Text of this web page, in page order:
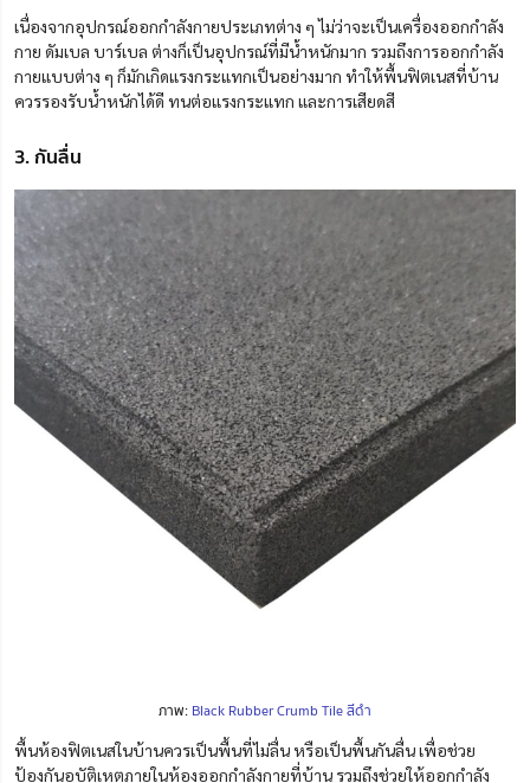
เนื่องจากอุปกรณ์ออกกำลังกายประเภทต่าง ๆ ไม่ว่าจะเป็นเครื่องออกกำลัง
กาย ดัมเบล บาร์เบล ต่างก็เป็นอุปกรณ์ที่มีน้ำหนักมาก รวมถึงการออกกำลัง
กายแบบต่าง ๆ ก็มักเกิดแรงกระแทกเป็นอย่างมาก ทำให้พื้นฟิตเนสที่บ้าน
ควรรองรับน้ำหนักได้ดี ทนต่อแรงกระแทก และการเสียดสี
3. กันลื่น
ภาพ: Black Rubber Crumb Tile สีดำ
พื้นห้องฟิตเนสในบ้านควรเป็นพื้นที่ไม่ลื่น หรือเป็นพื้นกันลื่น เพื่อช่วย
ป้องกันอุบัติเหตุภายในห้องออกกำลังกายที่บ้าน รวมถึงช่วยให้ออกกำลัง